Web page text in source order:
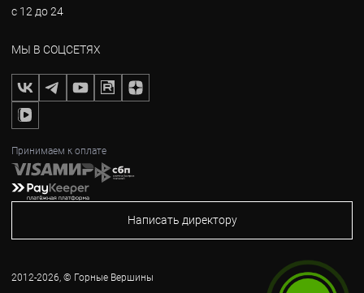
с 12 до 24
МЫ В СОЦСЕТЯХ
Принимаем к оплате
Написать директору
2012-2026, © Горные Вершины